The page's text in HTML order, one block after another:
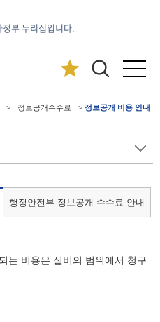
부 누리집입니다.
> 정보공개수수료 > 정보공개 비용 안내
행정안전부 정보공개 수수료 안내
는 비용은 실비의 범위에서 청구